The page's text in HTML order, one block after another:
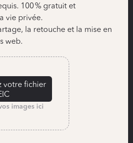
100 % gratuit et
vie privée.
la retouche et la mise en
web.
votre fichier
images ici